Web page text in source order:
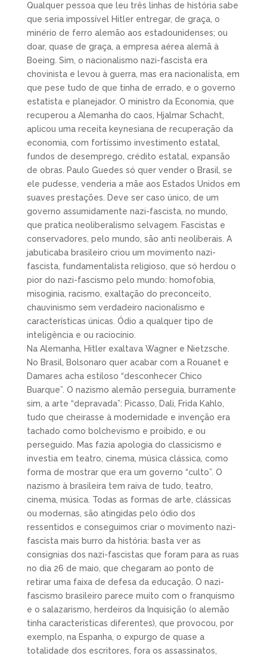
Qualquer pessoa que leu três linhas de história sabe
que seria impossível Hitler entregar, de graça, o
minério de ferro alemão aos estadounidenses; ou
doar, quase de graça, a empresa aérea alemã à
Boeing. Sim, o nacionalismo nazi-fascista era
chovinista e levou à guerra, mas era nacionalista, em
que pese tudo de que tinha de errado, e o governo
estatista e planejador. O ministro da Economia, que
recuperou a Alemanha do caos, Hjalmar Schacht,
aplicou uma receita keynesiana de recuperação da
economia, com fortíssimo investimento estatal,
fundos de desemprego, crédito estatal, expansão
de obras. Paulo Guedes só quer vender o Brasil, se
ele pudesse, venderia a mãe aos Estados Unidos em
suaves prestações. Deve ser caso único, de um
governo assumidamente nazi-fascista, no mundo,
que pratica neoliberalismo selvagem. Fascistas e
conservadores, pelo mundo, são anti neoliberais. A
jabuticaba brasileiro criou um movimento nazi-
fascista, fundamentalista religioso, que só herdou o
pior do nazi-fascismo pelo mundo: homofobia,
misoginia, racismo, exaltação do preconceito,
chauvinismo sem verdadeiro nacionalismo e
características únicas. Ódio a qualquer tipo de
inteligência e ou raciocínio.
Na Alemanha, Hitler exaltava Wagner e Nietzsche.
No Brasil, Bolsonaro quer acabar com a Rouanet e
Damares acha estiloso “desconhecer Chico
Buarque”. O nazismo alemão perseguia, burramente
sim, a arte “depravada”: Picasso, Dali, Frida Kahlo,
tudo que cheirasse à modernidade e invenção era
tachado como bolchevismo e proibido, e ou
perseguido. Mas fazia apologia do classicismo e
investia em teatro, cinema, música clássica, como
forma de mostrar que era um governo “culto”. O
nazismo à brasileira tem raiva de tudo, teatro,
cinema, música. Todas as formas de arte, clássicas
ou modernas, são atingidas pelo ódio dos
ressentidos e conseguimos criar o movimento nazi-
fascista mais burro da história: basta ver as
consignias dos nazi-fascistas que foram para as ruas
no dia 26 de maio, que chegaram ao ponto de
retirar uma faixa de defesa da educação. O nazi-
fascismo brasileiro parece muito com o franquismo
e o salazarismo, herdeiros da Inquisição (o alemão
tinha características diferentes), que provocou, por
exemplo, na Espanha, o expurgo de quase a
totalidade dos escritores, fora os assassinatos,